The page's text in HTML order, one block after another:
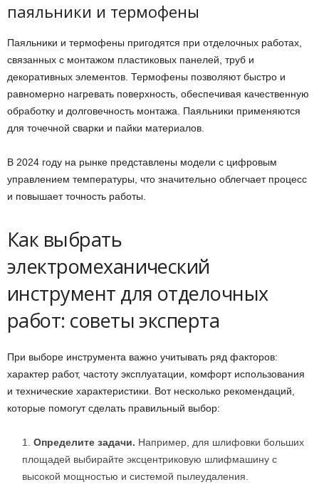
паяльники и термофены
Паяльники и термофены пригодятся при отделочных работах,
связанных с монтажом пластиковых панелей, труб и
декоративных элементов. Термофены позволяют быстро и
равномерно нагревать поверхность, обеспечивая качественную
обработку и долговечность монтажа. Паяльники применяются
для точечной сварки и пайки материалов.
В 2024 году на рынке представлены модели с цифровым
управлением температуры, что значительно облегчает процесс
и повышает точность работы.
Как выбрать
электромеханический
инструмент для отделочных
работ: советы эксперта
При выборе инструмента важно учитывать ряд факторов:
характер работ, частоту эксплуатации, комфорт использования
и технические характеристики. Вот несколько рекомендаций,
которые помогут сделать правильный выбор:
Определите задачи. Например, для шлифовки больших
площадей выбирайте эксцентриковую шлифмашину с
высокой мощностью и системой пылеудаления.